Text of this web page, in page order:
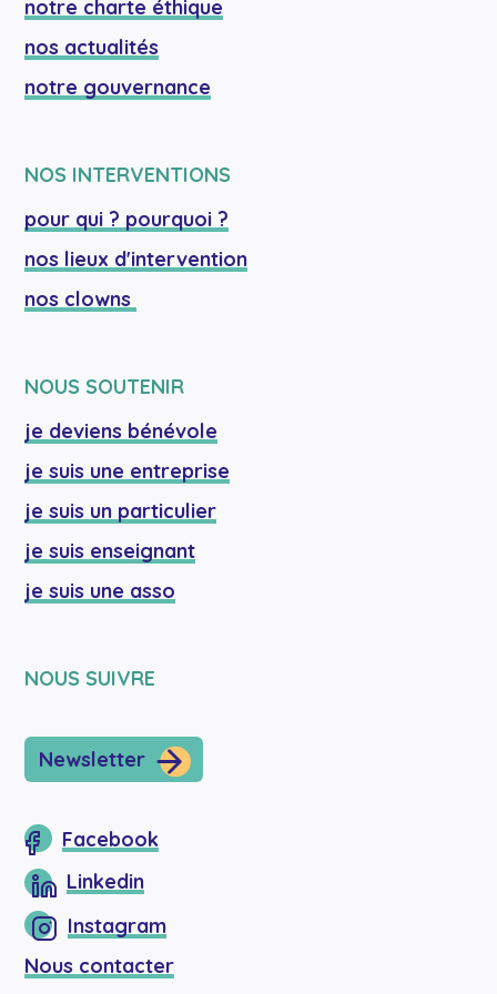
notre charte éthique
nos actualités
notre gouvernance
NOS INTERVENTIONS
pour qui ? pourquoi ?
nos lieux d'intervention
nos clowns
NOUS SOUTENIR
je deviens bénévole
je suis une entreprise
je suis un particulier
je suis enseignant
je suis une asso
NOUS SUIVRE
Newsletter
Facebook
Linkedin
Instagram
Nous contacter